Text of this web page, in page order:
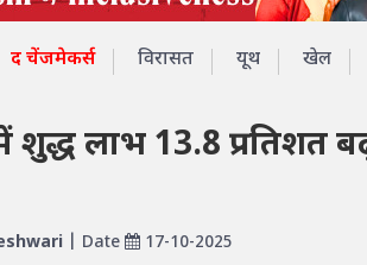
द चेंजमेकर्स विरासत यूथ खेल
शुद्ध लाभ 13.8 प्रतिशत
| Date 17-10-2025